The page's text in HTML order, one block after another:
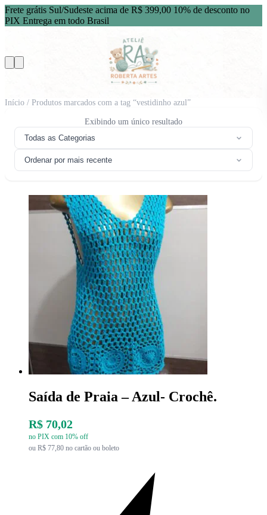
Frete grátis Sul/Sudeste acima de R$ 399,00 10% de desconto no
PIX Entrega em todo Brasil
Início / Produtos marcados com a tag “vestidinho azul”
Exibindo um único resultado
Todas as Categorias
Ordenar por mais recente
Saída de Praia – Azul- Crochê.
R$ 70,02
no PIX com 10% off
ou R$ 77,80 no cartão ou boleto